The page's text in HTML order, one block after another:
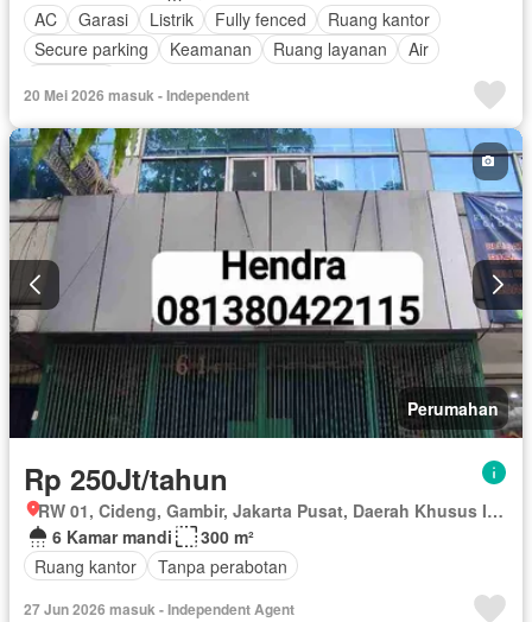
AC
Garasi Listrik Fully fenced
Ruang kantor
Secure parking
Keamanan Ruang layanan
Air
20 Mei 2026 masuk - Independent
Perumahan
Rp 250Jt/tahun
RW 01, Cideng, Gambir, Jakarta Pusat, Daerah Khusus Ibukota Jakarta
6 Kamar mandi
300 m²
Ruang kantor
Tanpa perabotan
27 Jun 2026 masuk - Independent Agent